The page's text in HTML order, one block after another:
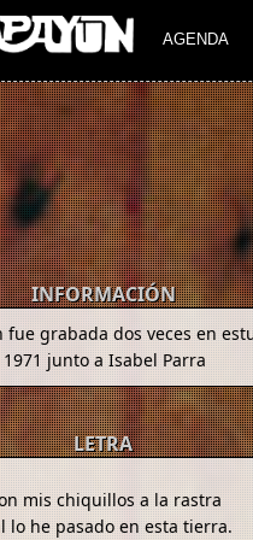
AGENDA
INFORMACIÓN
fue grabada dos veces en
1971 junto a Isabel Parra
LETRA
mis chiquillos a la rastra
lo he pasado en esta tierra.